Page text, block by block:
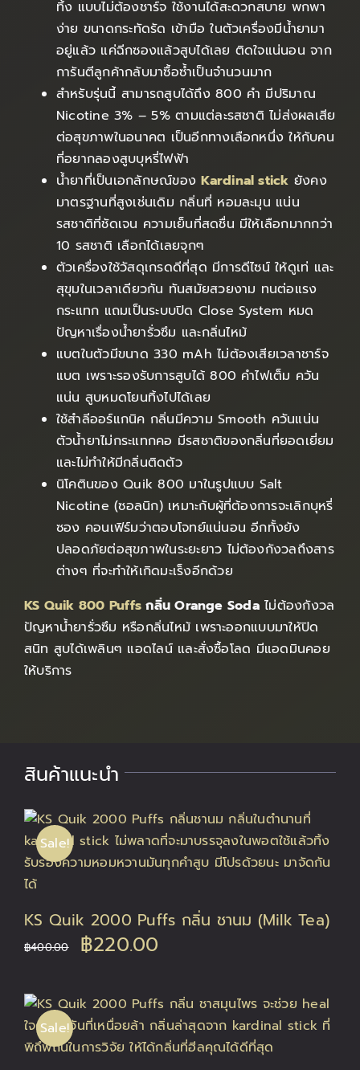
ทิ้ง แบบไม่ต้องชาร์จ ใช้งานได้สะดวกสบาย พกพา
ง่าย ขนาดกระทัดรัด เข้ามือ ในตัวเครื่องมีน้ำยามา
อยู่แล้ว แค่ฉีกซองแล้วสูบได้เลย ติดใจแน่นอน จาก
การันตีลูกค้ากลับมาซื้อซ้ำเป็นจำนวนมาก
สำหรับรุ่นนี้ สามารถสูบได้ถึง 800 คำ มีปริมาณ
Nicotine 3% – 5% ตามแต่ละรสชาติ ไม่ส่งผลเสีย
ต่อสุขภาพในอนาคต เป็นอีกทางเลือกหนึ่ง ให้กับคน
ที่อยากลองสูบบุหรี่ไฟฟ้า
น้ำยาที่เป็นเอกลักษณ์ของKardinal stick ยังคง
มาตรฐานที่สูงเช่นเดิม กลิ่นที่ หอมละมุน แน่น
รสชาติที่ชัดเจน ความเย็นที่สดชื่น มีให้เลือกมากกว่า
10 รสชาติ เลือกได้เลยจุกๆ
ตัวเครื่องใช้วัสดุเกรดดีที่สุด มีการดีไซน์ ให้ดูเท่ และ
สุขุมในเวลาเดียวกัน ทันสมัยสวยงาม ทนต่อแรง
กระแทก แถมเป็นระบบปิด Close System หมด
ปัญหาเรื่องน้ำยารั่วซึม และกลิ่นไหม้
แบตในตัวมีขนาด 330 mAh ไม่ต้องเสียเวลาชาร์จ
แบต เพราะรองรับการสูบได้ 800 คำไฟเต็ม ควัน
แน่น สูบหมดโยนทิ้งไปได้เลย
ใช้สำลีออร์แกนิค กลิ่นมีความ Smooth ควันแน่น
ตัวน้ำยาไม่กระแทกคอ มีรสชาติของกลิ่นที่ยอดเยี่ยม
และไม่ทำให้มีกลิ่นติดตัว
นิโคตินของ Quik 800 มาในรูปแบบ Salt
Nicotine (ซอลนิก) เหมาะกับผู้ที่ต้องการจะเลิกบุหรี่
ซอง คอนเฟิร์มว่าตอบโจทย์แน่นอน อีกทั้งยัง
ปลอดภัยต่อสุขภาพในระยะยาว ไม่ต้องกังวลถึงสาร
ต่างๆ ที่จะทำให้เกิดมะเร็งอีกด้วย
KS Quik 800 Puffs กลิ่น Orange Sodaไม่ต้องกังวล
ปัญหาน้ำยารั่วซึม หรือกลิ่นไหม้ เพราะออกแบบมาให้ปิด
สนิท สูบได้เพลินๆ แอดไลน์ และสั่งซื้อโลด มีแอดมินคอย
ให้บริการ
สินค้าแนะนำ
Sale!
KS Quik 2000 Puffs กลิ่น ชานม (Milk Tea)
฿400.00
Original
was:
฿400.00.
฿220.00
is:
฿220.00.
Sale!